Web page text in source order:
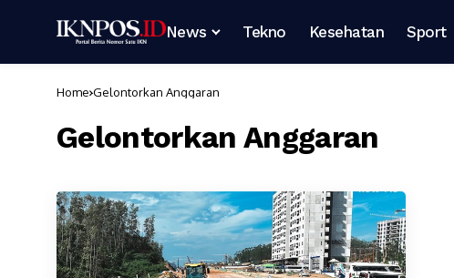
News Tekno Kesehatan Sport
Home Gelontorkan Anggaran
Gelontorkan Anggaran